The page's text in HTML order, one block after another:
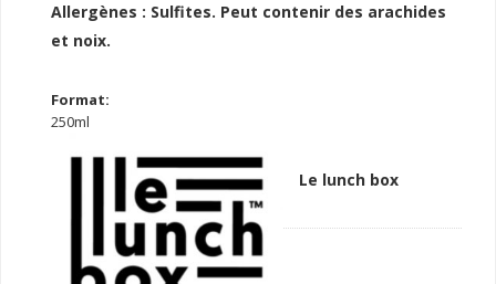
Allergènes : Sulfites. Peut contenir des arachides
et noix.
Format:
250ml
Le lunch box